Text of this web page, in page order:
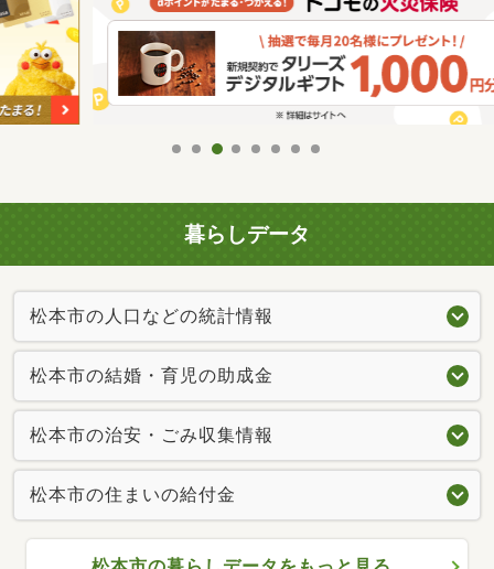
暮らしデータ
松本市の人口などの統計情報
松本市の結婚・育児の助成金
松本市の治安・ごみ収集情報
松本市の住まいの給付金